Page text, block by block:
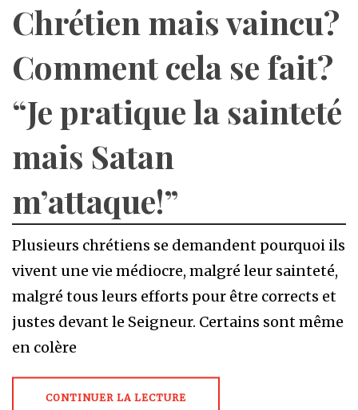
Chrétien mais vaincu?
Comment cela se fait?
“Je pratique la sainteté
mais Satan
m’attaque!”
Plusieurs chrétiens se demandent pourquoi ils
vivent une vie médiocre, malgré leur sainteté,
malgré tous leurs efforts pour être corrects et
justes devant le Seigneur. Certains sont même
en colère
CONTINUER LA LECTURE